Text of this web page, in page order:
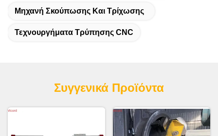
Μηχανή Σκούπωσης Και Τρίχωσης
Τεχνουργήματα Τρύπησης CNC
Συγγενικά Προϊόντα